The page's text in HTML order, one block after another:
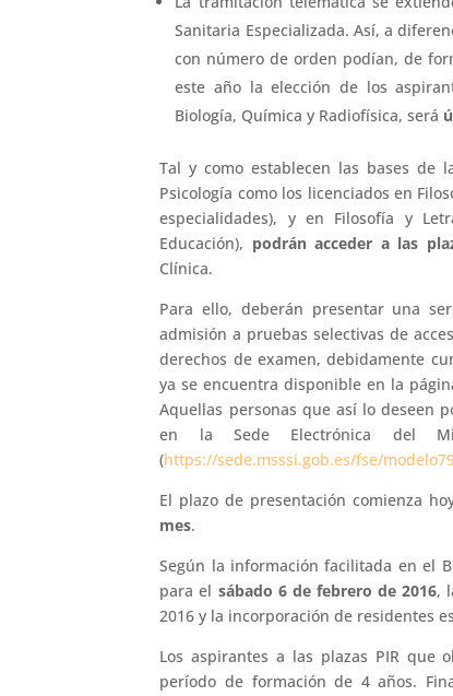
Sanitaria Especializada. Así, a
con número de orden podían, de
este año la elección de los
Biología, Química y Radiofísica, será
Tal y como establecen las bases de
Psicología como los licenciados en
especialidades), y en Filosofía y
Educación), podrán acceder a las
Clínica.
Para ello, deberán presentar una
admisión a pruebas selectivas de
derechos de examen, debidamente
ya se encuentra disponible en la
Aquellas personas que así lo deseen
en la Sede Electrónica del
(https://sede.msssi.gob.es/fse/
El plazo de presentación comienza
mes.
Según la información facilitada en el
para el sábado 6 de febrero de 2016,
2016 y la incorporación de residentes
Los aspirantes a las plazas PIR que
período de formación de 4 años.